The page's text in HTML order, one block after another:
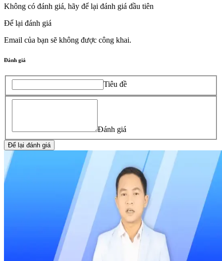
Không có đánh giá, hãy để lại đánh giá đầu tiên
Để lại đánh giá
Email của bạn sẽ không được công khai.
Đánh giá
Tiêu đề
Đánh giá
Để lại đánh giá